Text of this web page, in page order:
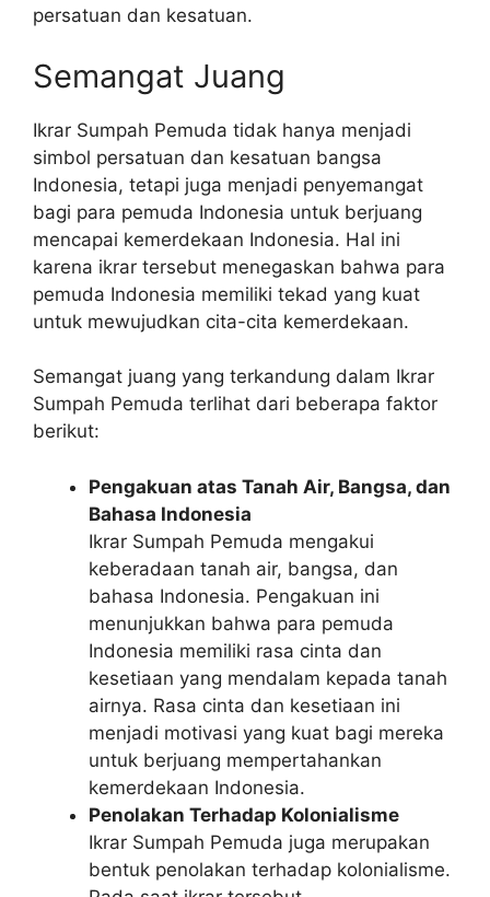
persatuan dan kesatuan.
Semangat Juang
Ikrar Sumpah Pemuda tidak hanya menjadi
simbol persatuan dan kesatuan bangsa
Indonesia, tetapi juga menjadi penyemangat
bagi para pemuda Indonesia untuk berjuang
mencapai kemerdekaan Indonesia. Hal ini
karena ikrar tersebut menegaskan bahwa para
pemuda Indonesia memiliki tekad yang kuat
untuk mewujudkan cita-cita kemerdekaan.
Semangat juang yang terkandung dalam Ikrar
Sumpah Pemuda terlihat dari beberapa faktor
berikut:
Pengakuan atas Tanah Air, Bangsa, dan
Bahasa Indonesia
Ikrar Sumpah Pemuda mengakui
keberadaan tanah air, bangsa, dan
bahasa Indonesia. Pengakuan ini
menunjukkan bahwa para pemuda
Indonesia memiliki rasa cinta dan
kesetiaan yang mendalam kepada tanah
airnya. Rasa cinta dan kesetiaan ini
menjadi motivasi yang kuat bagi mereka
untuk berjuang mempertahankan
kemerdekaan Indonesia.
Penolakan Terhadap Kolonialisme
Ikrar Sumpah Pemuda juga merupakan
bentuk penolakan terhadap kolonialisme.